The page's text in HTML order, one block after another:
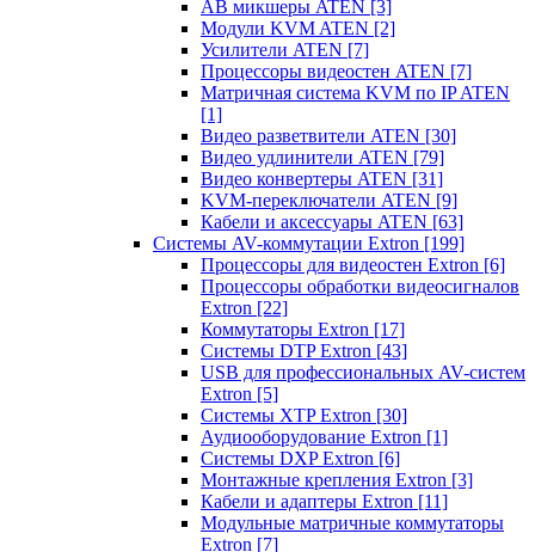
АВ микшеры ATEN [3]
Модули KVM ATEN [2]
Усилители ATEN [7]
Процессоры видеостен ATEN [7]
Матричная система KVM по IP ATEN
[1]
Видео разветвители ATEN [30]
Видео удлинители ATEN [79]
Видео конвертеры ATEN [31]
KVM-переключатели ATEN [9]
Кабели и аксессуары ATEN [63]
Системы AV-коммутации Extron [199]
Процессоры для видеостен Extron [6]
Процессоры обработки видеосигналов
Extron [22]
Коммутаторы Extron [17]
Системы DTP Extron [43]
USB для профессиональных AV-систем
Extron [5]
Системы XTP Extron [30]
Аудиооборудование Extron [1]
Системы DXP Extron [6]
Монтажные крепления Extron [3]
Кабели и адаптеры Extron [11]
Модульные матричные коммутаторы
Extron [7]